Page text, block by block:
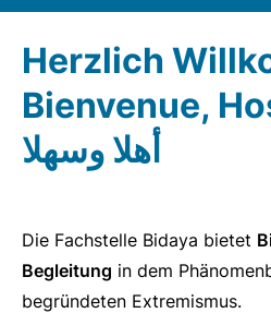
Herzlich
Bienvenue,
أهلا وسهلا
Die Fachstelle Bidaya bietet
Begleitung in dem
begründeten Extremismus.